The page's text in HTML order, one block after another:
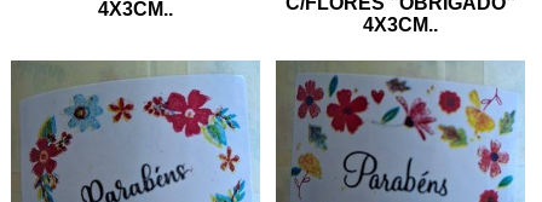
4X3CM..
4X3CM..